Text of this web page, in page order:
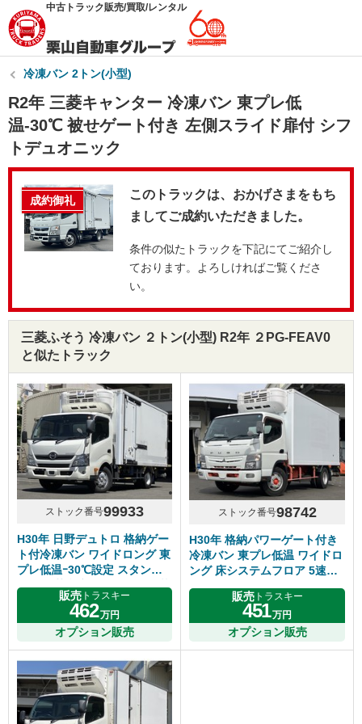
中古トラック販売/買取/レンタル
冷凍バン 2トン(小型)
R2年 三菱キャンター 冷凍バン 東プレ低
温-30℃ 被せゲート付き 左側スライド扉付 シフ
トデュオニック
成約御礼
このトラックは、おかげさまをもち
ましてご成約いただきました。
条件の似たトラックを下記にてご紹介し
ております。よろしければご覧くださ
い。
三菱ふそう 冷凍バン ２トン(小型) R2年 ２PG-FEAV0
と似たトラック
ストック番号99933
H30年 日野デュトロ 格納ゲー
ト付冷凍バン ワイドロング 東
プレ低温ｰ30℃設定 スタンバ
イ付き 荷台床キーストン 積載
2900㎏ シフト6速MT
販売 トラスキー
462万円
オプション販売
ストック番号98742
H30年 格納パワーゲート付き
冷凍バン 東プレ低温 ワイドロ
ング 床システムフロア 5速マ
ニュアル ふそうキャンター
販売トラスキー
451万円
オプション販売